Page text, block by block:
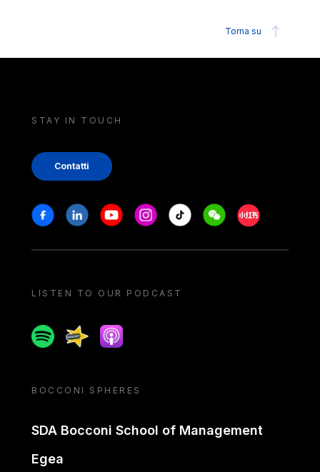
Torna su
STAY IN TOUCH
Contatti
Stay in touch
FacebookLinkedinYoutubeInstagram
Tiktok WeechatXiaohongshu/
LISTEN TO OUR PODCAST
SpotifySpreakerApple podcast
BOCCONI SPHERES
SDA Bocconi School of Management
Egea